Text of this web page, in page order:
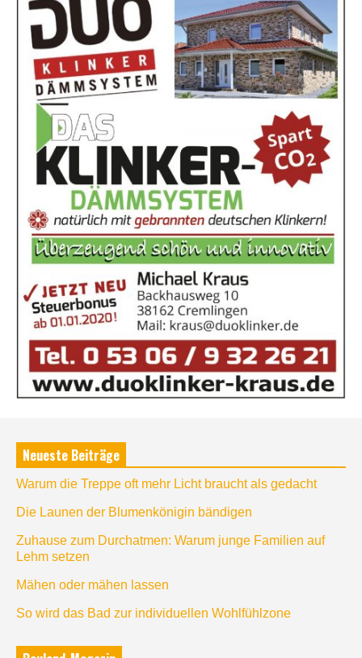
Neueste Beiträge
Warum die Treppe oft mehr Licht braucht als gedacht
Die Launen der Blumenkönigin bändigen
Zuhause zum Durchatmen: Warum junge Familien auf
Lehm setzen
Mähen oder mähen lassen
So wird das Bad zur individuellen Wohlfühlzone